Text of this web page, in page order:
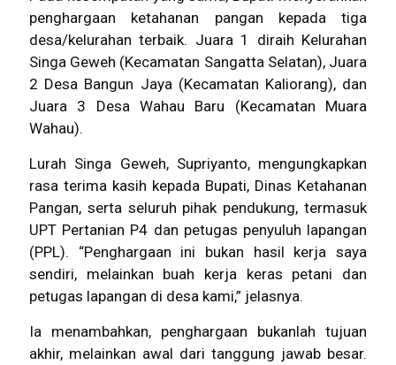
penghargaan ketahanan pangan kepada tiga
desa/kelurahan terbaik. Juara 1 diraih Kelurahan
Singa Geweh (Kecamatan Sangatta Selatan), Juara
2 Desa Bangun Jaya (Kecamatan Kaliorang), dan
Juara 3 Desa Wahau Baru (Kecamatan Muara
Wahau).
Lurah Singa Geweh, Supriyanto, mengungkapkan
rasa terima kasih kepada Bupati, Dinas Ketahanan
Pangan, serta seluruh pihak pendukung, termasuk
UPT Pertanian P4 dan petugas penyuluh lapangan
(PPL). “Penghargaan ini bukan hasil kerja saya
sendiri, melainkan buah kerja keras petani dan
petugas lapangan di desa kami,” jelasnya.
Ia menambahkan, penghargaan bukanlah tujuan
akhir, melainkan awal dari tanggung jawab besar.